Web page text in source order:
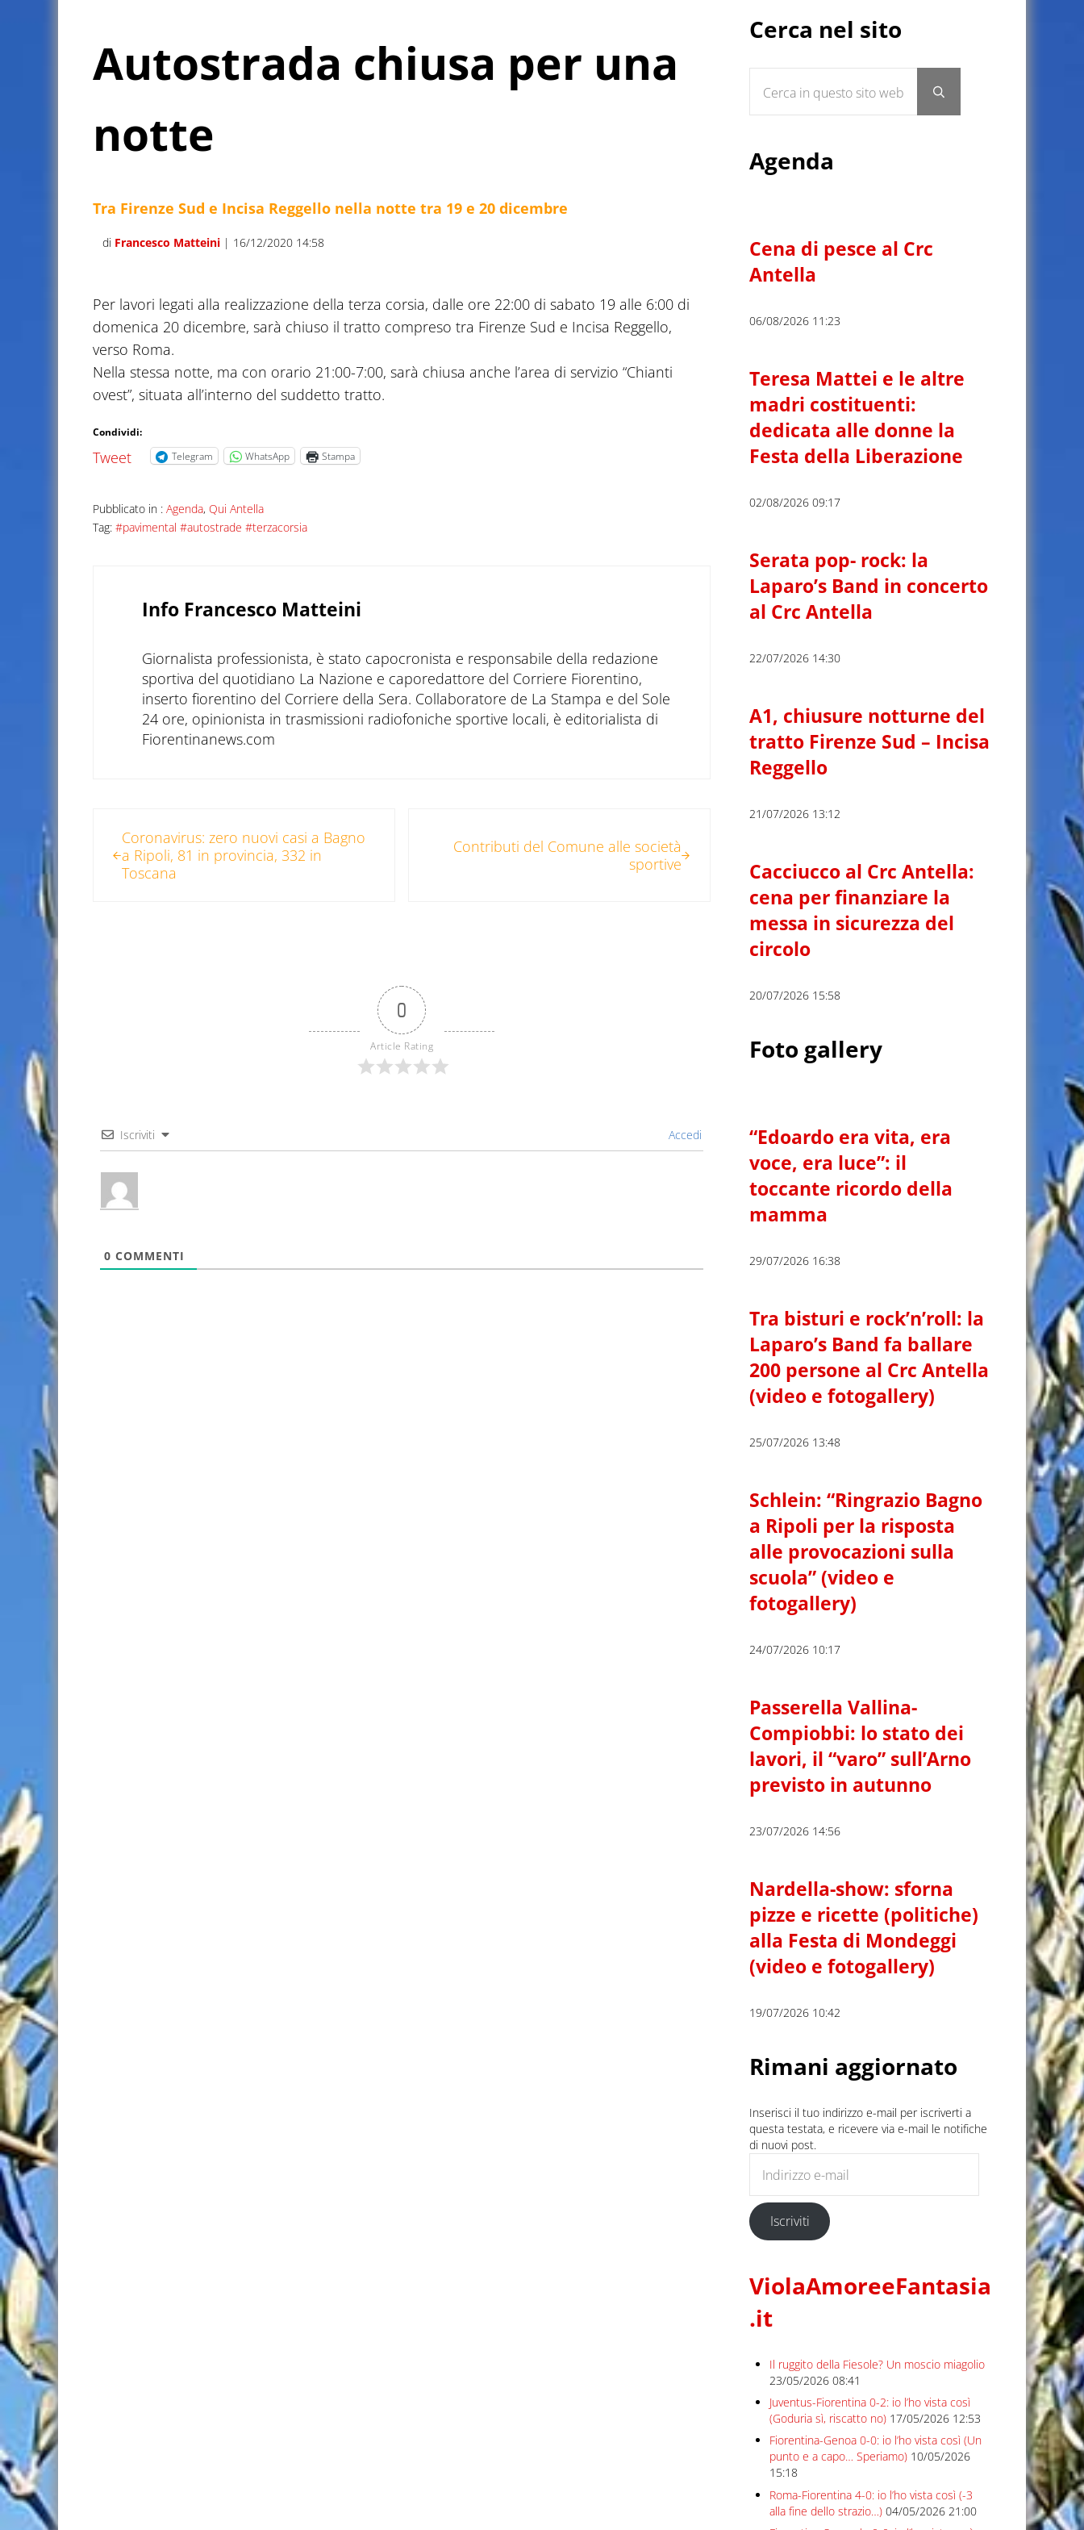
Autostrada chiusa per una
notte
Tra Firenze Sud e Incisa Reggello nella notte tra 19 e 20 dicembre
di Francesco Matteini | 16/12/2020 14:58
Per lavori legati alla realizzazione della terza corsia, dalle ore 22:00 di sabato 19 alle 6:00 di
domenica 20 dicembre, sarà chiuso il tratto compreso tra Firenze Sud e Incisa Reggello,
verso Roma.
Nella stessa notte, ma con orario 21:00-7:00, sarà chiusa anche l’area di servizio “Chianti
ovest”, situata all’interno del suddetto tratto.
Condividi:
Tweet Telegram WhatsApp Stampa
Pubblicato in : Agenda, Qui Antella
Tag: #pavimental #autostrade #terzacorsia
Info Francesco Matteini
Giornalista professionista, è stato capocronista e responsabile della redazione
sportiva del quotidiano La Nazione e caporedattore del Corriere Fiorentino,
inserto fiorentino del Corriere della Sera. Collaboratore de La Stampa e del Sole
24 ore, opinionista in trasmissioni radiofoniche sportive locali, è editorialista di
Fiorentinanews.com
Coronavirus: zero nuovi casi a Bagno
a Ripoli, 81 in provincia, 332 in
Toscana
Contributi del Comune alle società
sportive
0
Article Rating
Iscriviti Accedi
0 COMMENTI
Cerca nel sito
Submit search
Agenda
Cena di pesce al Crc
Antella
06/08/2026 11:23
Teresa Mattei e le altre
madri costituenti:
dedicata alle donne la
Festa della Liberazione
02/08/2026 09:17
Serata pop- rock: la
Laparo’s Band in concerto
al Crc Antella
22/07/2026 14:30
A1, chiusure notturne del
tratto Firenze Sud – Incisa
Reggello
21/07/2026 13:12
Cacciucco al Crc Antella:
cena per finanziare la
messa in sicurezza del
circolo
20/07/2026 15:58
Foto gallery
“Edoardo era vita, era
voce, era luce”: il
toccante ricordo della
mamma
29/07/2026 16:38
Tra bisturi e rock’n’roll: la
Laparo’s Band fa ballare
200 persone al Crc Antella
(video e fotogallery)
25/07/2026 13:48
Schlein: “Ringrazio Bagno
a Ripoli per la risposta
alle provocazioni sulla
scuola” (video e
fotogallery)
24/07/2026 10:17
Passerella Vallina-
Compiobbi: lo stato dei
lavori, il “varo” sull’Arno
previsto in autunno
23/07/2026 14:56
Nardella-show: sforna
pizze e ricette (politiche)
alla Festa di Mondeggi
(video e fotogallery)
19/07/2026 10:42
Rimani aggiornato
Inserisci il tuo indirizzo e-mail per iscriverti a
questa testata, e ricevere via e-mail le notifiche
di nuovi post.
Iscriviti
ViolaAmoreeFantasia
.it
Il ruggito della Fiesole? Un moscio miagolio
23/05/2026 08:41
Juventus-Fiorentina 0-2: io l’ho vista così
(Goduria sì, riscatto no) 17/05/2026 12:53
Fiorentina-Genoa 0-0: io l’ho vista così (Un
punto e a capo… Speriamo) 10/05/2026
15:18
Roma-Fiorentina 4-0: io l’ho vista così (-3
alla fine dello strazio…) 04/05/2026 21:00